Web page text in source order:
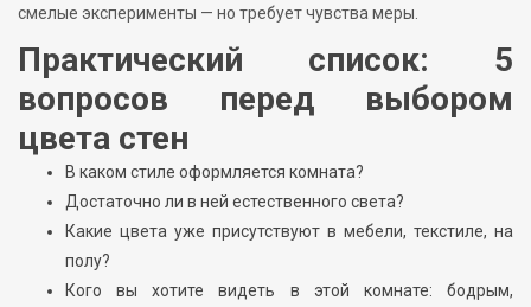
смелые эксперименты — но требует чувства меры.
Практический список: 5
вопросов перед выбором
цвета стен
В каком стиле оформляется комната?
Достаточно ли в ней естественного света?
Какие цвета уже присутствуют в мебели, текстиле, на
полу?
Кого вы хотите видеть в этой комнате: бодрым,